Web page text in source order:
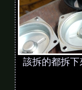
該拆的都拆